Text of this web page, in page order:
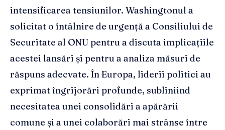
intensificarea tensiunilor. Washingtonul a
solicitat o întâlnire de urgență a Consiliului de
Securitate al ONU pentru a discuta implicațiile
acestei lansări și pentru a analiza măsuri de
răspuns adecvate. În Europa, liderii politici au
exprimat îngrijorări profunde, subliniind
necesitatea unei consolidări a apărării
comune și a unei colaborări mai strânse între